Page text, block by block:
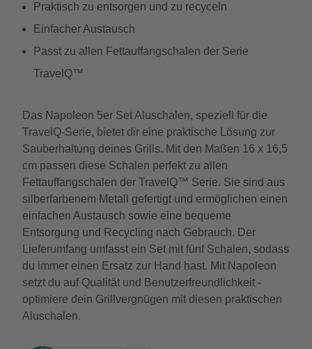
Praktisch zu entsorgen und zu recyceln
Einfacher Austausch
Passt zu allen Fettauffangschalen der Serie
TravelQ™
Das Napoleon 5er Set Aluschalen, speziell für die
TravelQ-Serie, bietet dir eine praktische Lösung zur
Sauberhaltung deines Grills. Mit den Maßen 16 x 16,5
cm passen diese Schalen perfekt zu allen
Fettauffangschalen der TravelQ™ Serie. Sie sind aus
silberfarbenem Metall gefertigt und ermöglichen einen
einfachen Austausch sowie eine bequeme
Entsorgung und Recycling nach Gebrauch. Der
Lieferumfang umfasst ein Set mit fünf Schalen, sodass
du immer einen Ersatz zur Hand hast. Mit Napoleon
setzt du auf Qualität und Benutzerfreundlichkeit -
optimiere dein Grillvergnügen mit diesen praktischen
Aluschalen.